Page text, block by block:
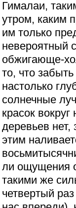
Гималаи,
утром, каким
им только
невероятный
обжигающе-
то, что
настолько
солнечные
красок
деревьев нет,
этим
ли ощущения
такими же
четвертый